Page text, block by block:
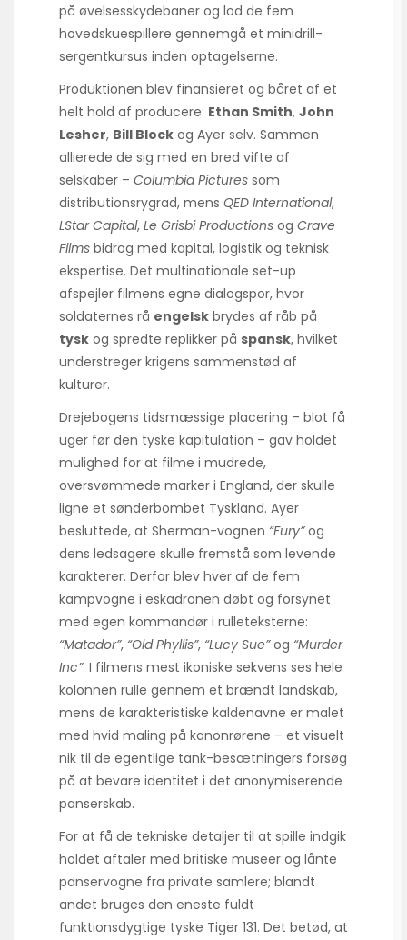
på øvelsesskydebaner og lod de fem
hovedskuespillere gennemgå et minidrill-
sergent­kursus inden optagelserne.
Produktionen blev finansieret og båret af et
helt hold af producere: Ethan Smith, John
Lesher, Bill Block og Ayer selv. Sammen
allierede de sig med en bred vifte af
selskaber – Columbia Pictures som
distributionsrygrad, mens QED International,
LStar Capital, Le Grisbi Productions og Crave
Films bidrog med kapital, logistik og teknisk
ekspertise. Det multinationale set-up
afspejler filmens egne dialogspor, hvor
soldaternes rå engelsk brydes af råb på
tysk og spredte replikker på spansk, hvilket
understreger krigens sammenstød af
kulturer.
Drejebogens tidsmæssige placering – blot få
uger før den tyske kapitulation – gav holdet
mulighed for at filme i mudrede,
oversvømmede marker i England, der skulle
ligne et sønderbombet Tyskland. Ayer
besluttede, at Sher­man-vognen “Fury”og
dens ledsagere skulle fremstå som levende
karakterer. Derfor blev hver af de fem
kampvogne i eskadronen døbt og forsynet
med egen kommandør i rulleteksterne:
“Matador”, “Old Phyllis”, “Lucy Sue”og “Murder
Inc”. I filmens mest ikoniske sekvens ses hele
kolonnen rulle gennem et brændt landskab,
mens de karakteristiske kaldenavne er malet
med hvid maling på kanonrørene – et visuelt
nik til de egentlige tank-besætningers forsøg
på at bevare identitet i det anonymiserende
panserskab.
For at få de tekniske detaljer til at spille indgik
holdet aftaler med britiske museer og lånte
panservogne fra private samlere; blandt
andet bruges den eneste fuldt
funktionsdygtige tyske Tiger 131. Det betød, at